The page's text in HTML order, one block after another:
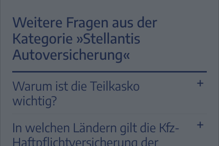
Weitere Fragen aus der
Kategorie »Stellantis
Autoversicherung«
Warum ist die Teilkasko
wichtig?
Manchmal gehen brenzlige Situationen
gerade noch mal gut aus – etwa wenn Sie
In welchen Ländern gilt die Kfz-
Haftpflichtversicherung der